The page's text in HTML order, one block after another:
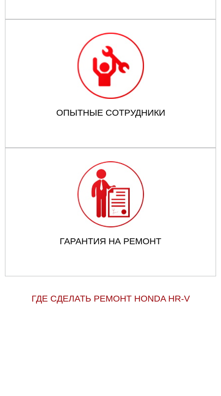
ОПЫТНЫЕ СОТРУДНИКИ
ГАРАНТИЯ НА РЕМОНТ
ГДЕ СДЕЛАТЬ РЕМОНТ HONDA HR-V